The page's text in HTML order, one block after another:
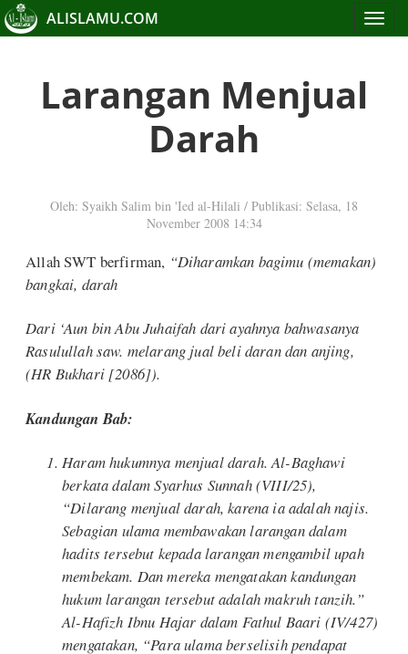
Toggle
ALISLAMU.COM
Larangan Menjual
Darah
Oleh: Syaikh Salim bin 'Ied al-Hilali / Publikasi: Selasa, 18
November 2008 14:34
Allah SWT berfirman, “Diharamkan bagimu (memakan)
bangkai, darah
Dari ‘Aun bin Abu Juhaifah dari ayahnya bahwasanya
Rasulullah saw. melarang jual beli daran dan anjing,
(HR Bukhari [2086]).
Kandungan Bab:
Haram hukumnya menjual darah. Al-Baghawi
berkata dalamSyarhus Sunnah(VIII/25),
“Dilarang menjual darah, karena ia adalah najis.
Sebagian ulama membawakan larangan dalam
hadits tersebut kepada larangan mengambil upah
membekam. Dan mereka mengatakan kandungan
hukum larangan tersebut adalah makruh tanzih.”
Al-Hafizh Ibnu Hajar dalam Fathul Baari (IV/427)
mengatakan, “Para ulama berselisih pendapat